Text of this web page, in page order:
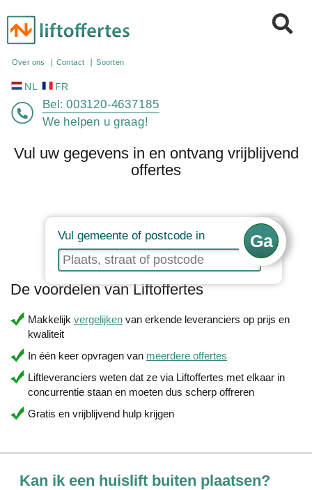
Over ons
NL FR
Bel: 003120-4637185
We helpen u graag!
Vul uw gegevens in en ontvang vrijblijvend
offertes
Vul gemeente of postcode in
De voordelen van Liftoffertes
Makkelijk vergelijken van erkende leveranciers op prijs en
kwaliteit
In één keer opvragen van meerdere offertes
Liftleveranciers weten dat ze via Liftoffertes met elkaar in
concurrentie staan en moeten dus scherp offreren
Gratis en vrijblijvend hulp krijgen
Kan ik een huislift buiten plaatsen?